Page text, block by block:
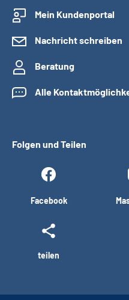
Mein Kundenportal
Nachricht schreiben
Beratung
Alle
Folgen und Teilen
Facebook
teilen